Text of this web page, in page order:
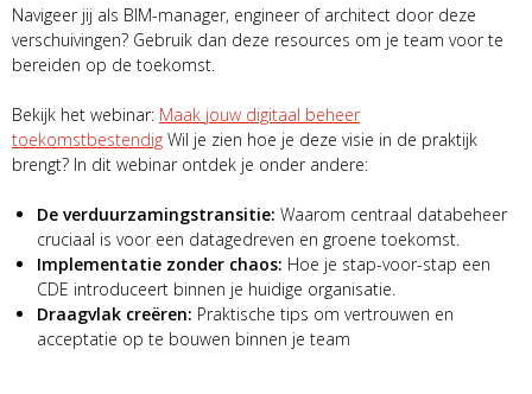
Navigeer jij als BIM-manager, engineer of architect door deze
verschuivingen? Gebruik dan deze resources om je team voor te
bereiden op de toekomst.
Bekijk het webinar: Maak jouw digitaal beheer
toekomstbestendig Wil je zien hoe je deze visie in de praktijk
brengt? In dit webinar ontdek je onder andere:
De verduurzamingstransitie: Waarom centraal databeheer
cruciaal is voor een datagedreven en groene toekomst.
Implementatie zonder chaos: Hoe je stap-voor-stap een
CDE introduceert binnen je huidige organisatie.
Draagvlak creëren: Praktische tips om vertrouwen en
acceptatie op te bouwen binnen je team